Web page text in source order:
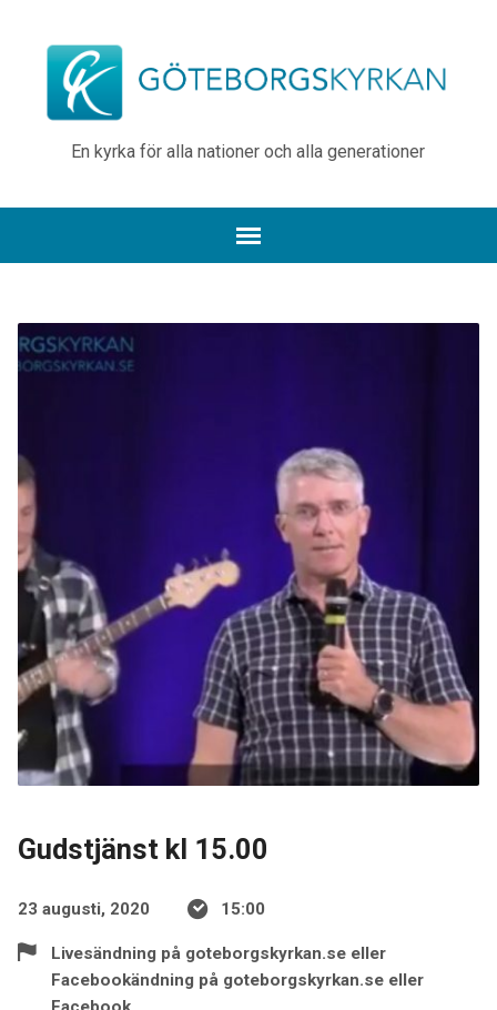
En kyrka för alla nationer och alla generationer
Gudstjänst kl 15.00
23 augusti, 2020 15:00
Livesändning på goteborgskyrkan.se eller
Facebookändning på goteborgskyrkan.se eller